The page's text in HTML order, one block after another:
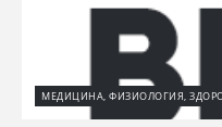
МЕДИЦИНА, ФИЗИОЛОГИЯ,